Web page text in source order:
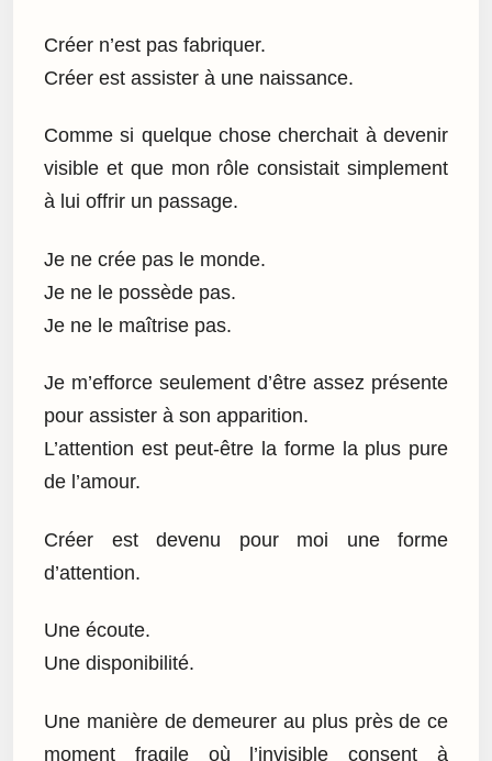
Créer n’est pas fabriquer.
Créer est assister à une naissance.
Comme si quelque chose cherchait à devenir
visible et que mon rôle consistait simplement
à lui offrir un passage.
Je ne crée pas le monde.
Je ne le possède pas.
Je ne le maîtrise pas.
Je m’efforce seulement d’être assez présente
pour assister à son apparition.
L’attention est peut-être la forme la plus pure
de l’amour.
Créer est devenu pour moi une forme
d’attention.
Une écoute.
Une disponibilité.
Une manière de demeurer au plus près de ce
moment fragile où l’invisible consent à